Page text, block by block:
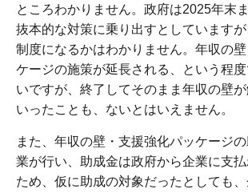
ところわかりません。政府は2025年末
抜本的な対策に乗り出すとしています
制度になるかはわかりません。年収の
ケージの施策が延長される、という程
いですが、終了してそのまま年収の壁
いったことも、ないとはいえません。
また、年収の壁・支援強化パッケージ
業が行い、助成金は政府から企業に支
ため、仮に助成の対象だったとしても